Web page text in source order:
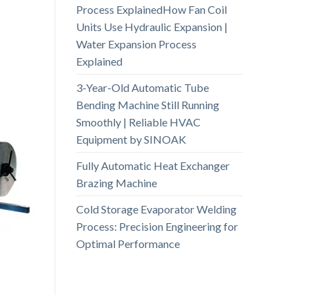
Process ExplainedHow Fan Coil
Units Use Hydraulic Expansion |
Water Expansion Process
Explained
3-Year-Old Automatic Tube
Bending Machine Still Running
Smoothly | Reliable HVAC
Equipment by SINOAK
Fully Automatic Heat Exchanger
Brazing Machine
Cold Storage Evaporator Welding
Process: Precision Engineering for
Optimal Performance